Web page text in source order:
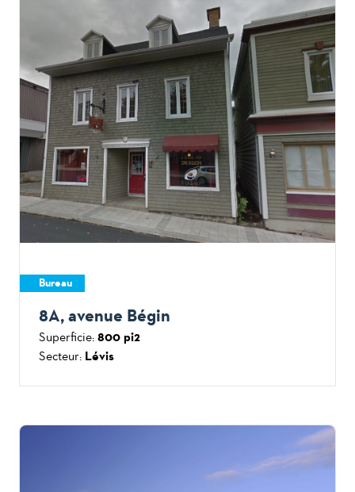
Bureau
8A, avenue Bégin
Superficie: 800 pi2
Secteur: Lévis